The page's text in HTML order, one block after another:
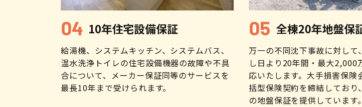
10年住宅設備保証
給湯機、システムキッチン、システムバス、
温水洗浄トイレの住宅設備機器の故障や不具
合について、メーカー保証同等のサービスを
最長10年まで受けられます。
全棟20年地盤保
万一の不同沈下事故に対して
し日より20年間・最大2,000
応いたします。大手損害保険
括型保険契約を締結しており
の地盤保証を提供しています。